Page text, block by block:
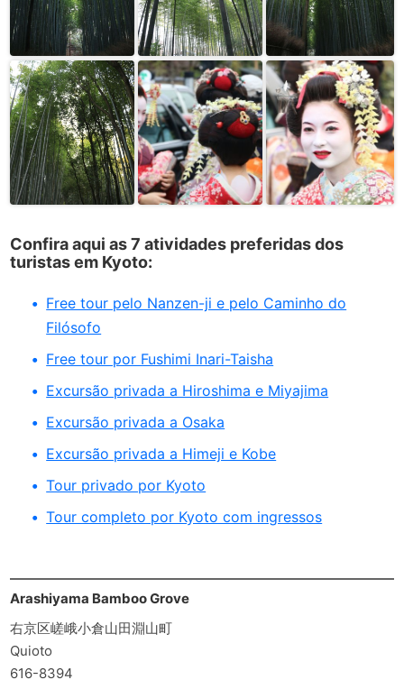
Confira aqui as 7 atividades preferidas dos
turistas em Kyoto:
Free tour pelo Nanzen-ji e pelo Caminho do
Filósofo
Free tour por Fushimi Inari-Taisha
Excursão privada a Hiroshima e Miyajima
Excursão privada a Osaka
Excursão privada a Himeji e Kobe
Tour privado por Kyoto
Tour completo por Kyoto com ingressos
Arashiyama Bamboo Grove
右京区嵯峨小倉山田淵山町
Quioto
616-8394